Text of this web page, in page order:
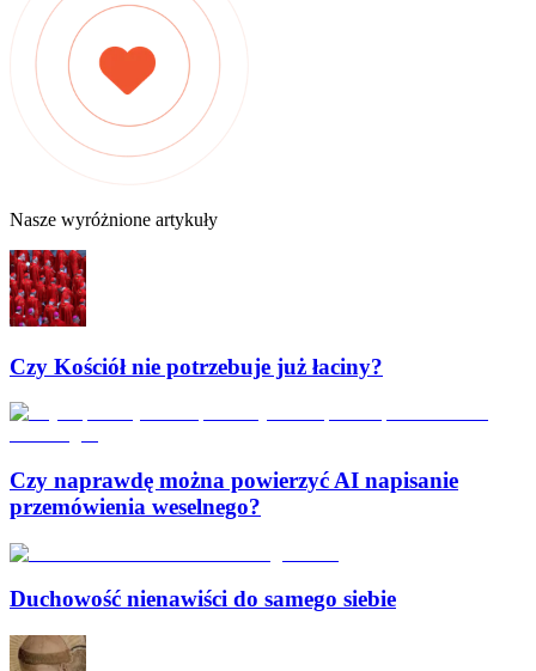
Nasze wyróżnione artykuły
Czy Kościół nie potrzebuje już łaciny?
Czy naprawdę można powierzyć AI napisanie
przemówienia weselnego?
Duchowość nienawiści do samego siebie